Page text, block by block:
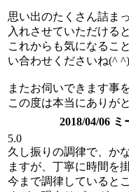
思い出のたくさん詰ま
入れさせていただける
これからも気になるこ
い合わせくださいね(^ ^)
またお伺いできます事
この度は本当にありが
2018/04/06
5.0
久し振りの調律で、か
ますが、丁寧に時間を
今まで調律していると